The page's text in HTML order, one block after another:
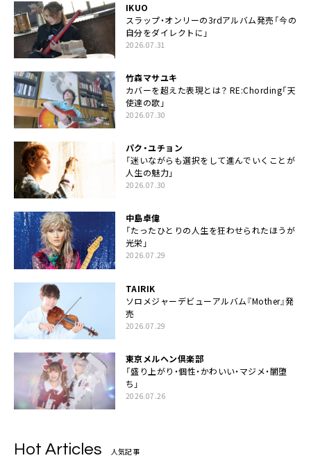
IKUO
スラップ・オンリーの3rdアルバム発売「今の
自分をダイレクトに」
2026.07.31
竹森マサユキ
カバーを超えた表現とは？ RE:Chording「天
使達の歌」
2026.07.30
パク・ユチョン
「迷いながらも選択をして進んでいくことが
人生の魅力」
2026.07.30
中島卓偉
「たったひとりの人生を狂わせられたほうが
光栄」
2026.07.29
TAIRIK
ソロメジャーデビューアルバム『Mother』発
売
2026.07.29
東京メルヘン倶楽部
「盛り上がり・個性・かわいい・マジメ・闇堕
ち」
2026.07.26
Hot Articles 人気記事